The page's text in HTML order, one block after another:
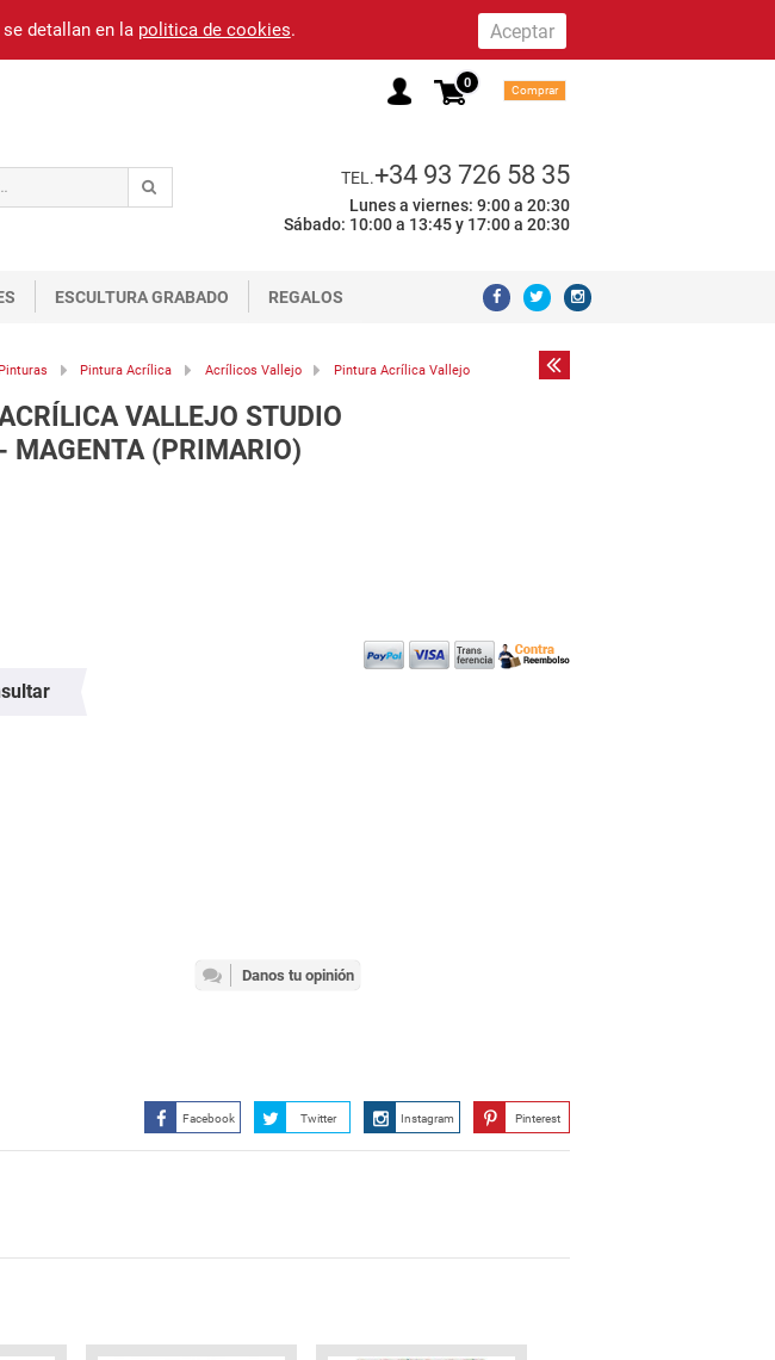
detallan en la politica de cookies.
0 Comprar
TEL.+34 93 726 58 35
Lunes a viernes: 9:00 a 20:30
Sábado: 10:00 a 13:45 y 17:00 a 20:30
ESCULTURA GRABADO REGALOS
Pinturas Pintura Acrílica Acrílicos Vallejo
Pintura Acrílica Vallejo
VALLEJO STUDIO
MAGENTA (PRIMARIO)
Danos tu opinión
Facebook Twitter Instagram Pinterest